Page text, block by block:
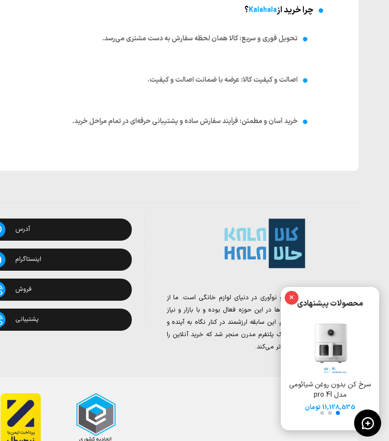
× محصولات پیشنهادی
سرخ کن بدون روغن 8 لیتری
شیائومی مدل Deerma
DEM-KZ150W
17,000,000 تومان
چرا خرید ازKalahala؟
تحویل فوری و سریع: کالا همان لحظه سفارش به دست مشتری می‌رسد.
اصالت و کیفیت کالا: عرضه با ضمانت اصالت و کیفیت.
خرید آسان و مطمئن: فرآیند سفارش ساده و پشتیبانی حرفه‌ای در تمام مراحل خرید.
کالا حالا، نقطه تلاقی تجربه و نوآوری در دنیای لوازم خانگی است. ما از
تیمی تشکیل شده‌ایم که سال‌ها در این حوزه فعال بوده و با بازار و نیاز
مشتریان به‌خوبی آشنا هستیم. این سابقه ارزشمند در کنار نگاه به آینده و
دیجیتال مارکتینگ، به خلق یک پلتفرم مدرن منجر شد که خرید آنلاین را
برای شما ساده‌تر و هوشمندانه‌تر می‌کند.
آدرس
اینستاگرام
فروش
پشتیبانی